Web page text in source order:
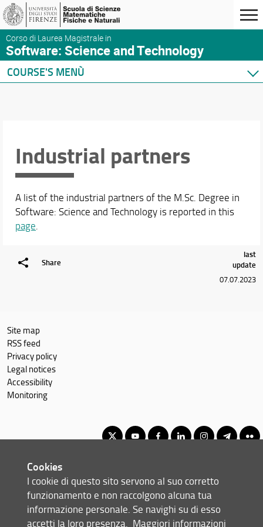
Corso di Laurea Magistrale in
Software: Science and Technology
COURSE'S MENÙ
Organization
Where we are
Enrollment
Graduating
After graduation
Quality of the M.Sc.
Teaching
Industrial partners
A list of the industrial partners of the M.Sc. Degree in
Software: Science and Technology is reported in this
page.
Share
last
update
07.07.2023
Site map
RSS feed
Privacy policy
Legal notices
Accessibility
Monitoring
Corso di Laurea Magistrale in Software: Science and Technology
© Copyright 2012-2026 Università degli Studi di Firenze UNIFI
P.IVA/Cod.Fis 01279680480
Cookies
I cookie di questo sito servono al suo corretto
funzionamento e non raccolgono alcuna tua
informazione personale. Se navighi su di esso
accetti la loro presenza. Maggiori informazioni